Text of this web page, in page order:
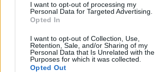
I want to opt-out of processing my
Personal Data for Targeted Advertising.
Opted In
I want to opt-out of Collection, Use,
Retention, Sale, and/or Sharing of my
Personal Data that Is Unrelated with the
Purposes for which it was collected.
Opted Out
Autore